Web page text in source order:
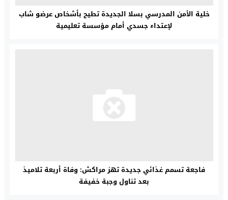
خلية الأمن المدرسي بسلا الجديدة تطيح بأشخاص عرضو شاب
لإعتداء جسدي أمام مؤسسة تعليمية
فاجعة تسمم غذائي جديدة تهز مراكش: وفاة أربعة تلاميذ
بعد تناول وجبة خفيفة